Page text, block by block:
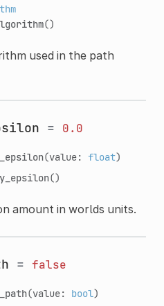
()
used in the path
= 0.0
(value: float)
()
amount in worlds units.
= false
(value: bool)